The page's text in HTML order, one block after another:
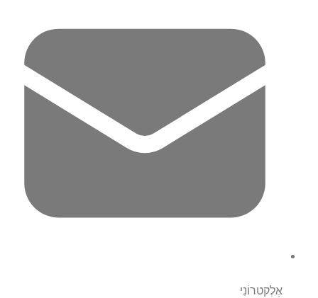
אֶלֶקטרוֹנִי